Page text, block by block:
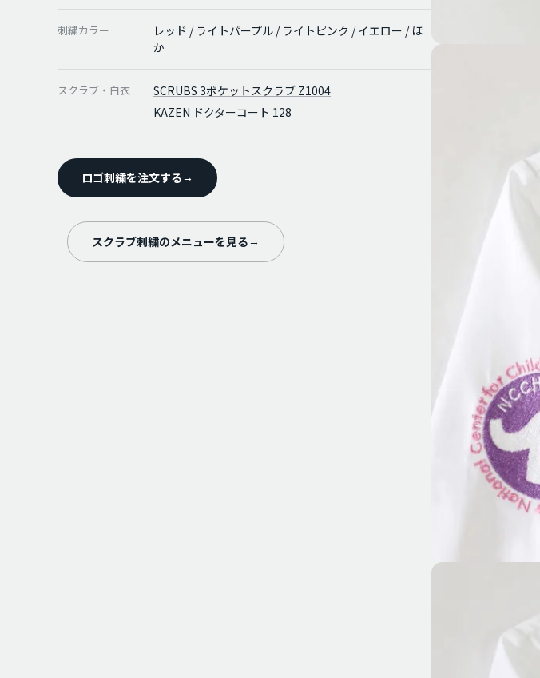
刺繍カラー
レッド / ライトパープル / ライトピンク / イエロー / ほ
か
スクラブ・白衣
SCRUBS 3ポケットスクラブ Z1004
KAZEN ドクターコート 128
ロゴ刺繍を注文する →
スクラブ刺繍のメニューを見る →